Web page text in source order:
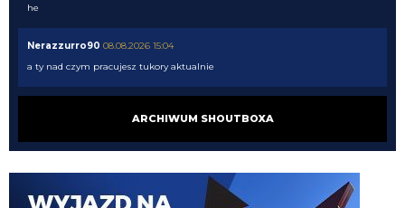
he
Nerazzurro90 08.08.2026 15:04
a ty nad czym pracujesz tukory aktualnie
tyle ze musi popracowac w defensywie bardziej
ARCHIWUM SHOUTBOXA